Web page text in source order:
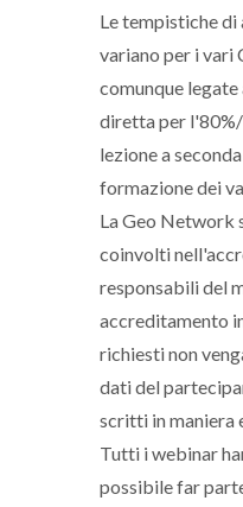
Le tempistiche
variano per i vari
comunque
diretta per
lezione a
formazione dei
La Geo Network
coinvolti
responsabili del
accreditamento
richiesti non
dati del
scritti in maniera
Tutti i webinar
possibile far